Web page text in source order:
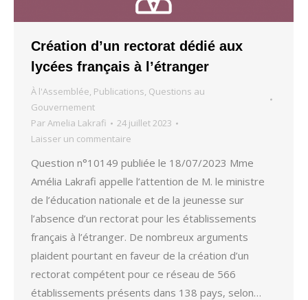
Création d’un rectorat dédié aux
lycées français à l’étranger
À l'Assemblée, Publications, Questions au
Gouvernement
ParAmelia Lakrafi
24 juillet 2023
Laisser un commentaire
Question n°10149 publiée le 18/07/2023 Mme
Amélia Lakrafi appelle l’attention de M. le ministre
de l’éducation nationale et de la jeunesse sur
l’absence d’un rectorat pour les établissements
français à l’étranger. De nombreux arguments
plaident pourtant en faveur de la création d’un
rectorat compétent pour ce réseau de 566
établissements présents dans 138 pays, selon…